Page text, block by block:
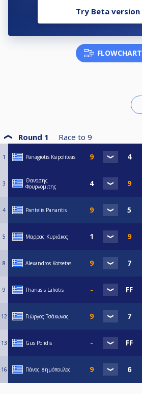
Try Beta version
FLOWCHART
Round 1 Race to 9
1 Panagiotis Ksipoliteas
3
Θανασης
Φουρνομιτης
4 Pantelis Panaritis
5 Μαρρας Κυριάκος
8 Alexandros Kotsetas
9 Thanasis Laliotis
12 Γιώργος Τσάκωνας
13 Gus Polidis
16 Πάνος Δημόπουλος